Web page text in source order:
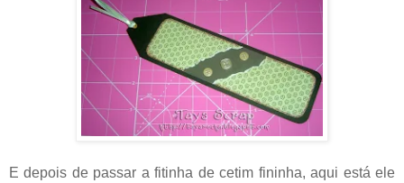
E depois de passar a fitinha de cetim fininha, aqui está ele